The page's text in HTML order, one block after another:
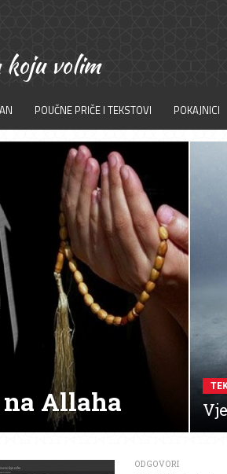
POUČNE PRIČE I TEKSTOVI POKAJNICI
Allaha
ODGOVORI